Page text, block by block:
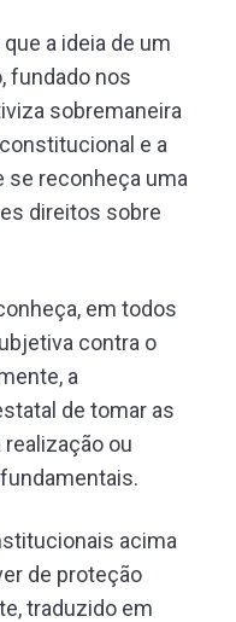
a ideia de um
fundado nos
sobremaneira
e a
se reconheça uma
direitos sobre
em todos
contra o
a
de tomar as
ou
acima
de proteção
traduzido em